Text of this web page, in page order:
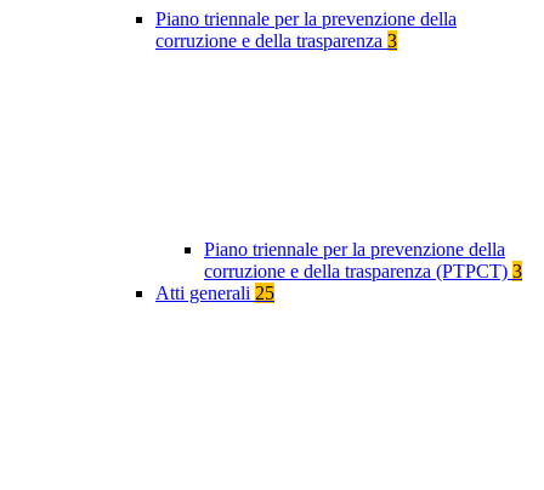
Piano triennale per la prevenzione della
corruzione e della trasparenza 3
Piano triennale per la prevenzione della
corruzione e della trasparenza (PTPCT) 3
Atti generali 25